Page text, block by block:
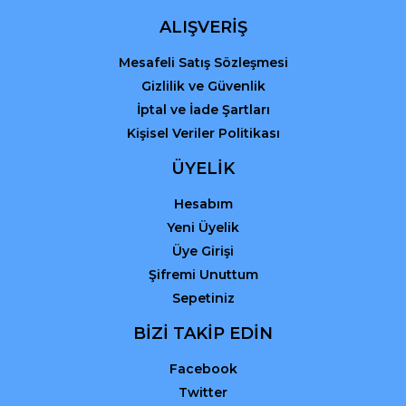
ALIŞVERİŞ
Mesafeli Satış Sözleşmesi
Gizlilik ve Güvenlik
İptal ve İade Şartları
Kişisel Veriler Politikası
ÜYELİK
Hesabım
Yeni Üyelik
Üye Girişi
Şifremi Unuttum
Sepetiniz
BİZİ TAKİP EDİN
Facebook
Twitter